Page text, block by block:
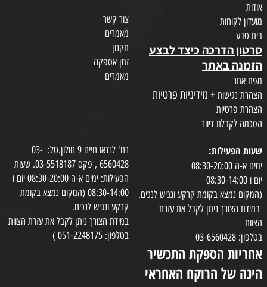
אודות
מועדון לקוחות
בית טבע
סרטון הדרכה כיצד לבצע
הזמנה באתר
מפת אתר
הצהרת נגישות + מידיניות פרטיות
הצהרת פרטיות
הסכמה לקבלת דיוור
צור קשר
מאמרים
תקנון
זמן אספקה
מאמרים
שעות הפעילות:
ימים א-ה 08:30-20:00
יום ו 08:30-14:00
(המקום נמצא בקומת קרקע ונגיש לנכים.
במידת הצורך ניתן לקבל את עזרת
הצוות
בטלפון: 03-6560428
אחריות הספקת התכשיר
הינה של הרוקח האחראי
רח' לנדאו חיים 9 חולון.טל: 03-
6560428 , פקס 03-5518187. שעות
הפעילות: ימים א-ה 08:30-20:00 יום ו
08:30-14:00 (המקום נמצא בקומת
קרקע ונגיש לנכים.
במידת הצורך ניתן לקבל את עזרת הצוות
בטלפון: 051-2248175 )